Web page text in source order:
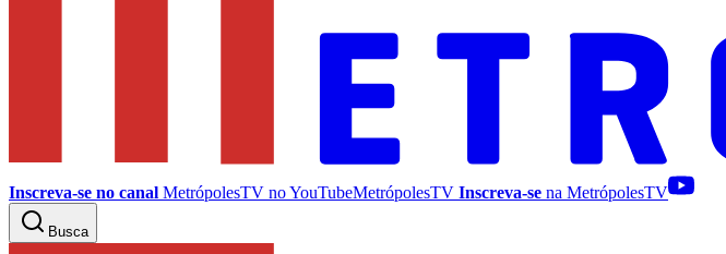
Inscreva-se no canal MetrópolesTV noYouTubeMetrópolesTV Inscreva-se na MetrópolesTV
Busca